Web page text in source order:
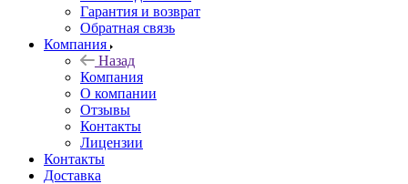
Гарантия и возврат
Обратная связь
Компания
Назад
Компания
О компании
Отзывы
Контакты
Лицензии
Контакты
Доставка